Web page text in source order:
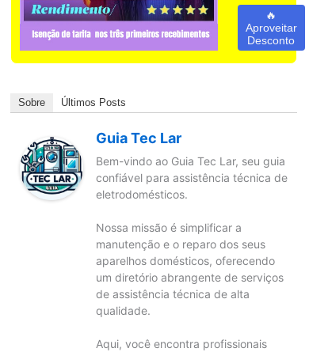
🔥
Aproveitar
Desconto
Sobre Últimos Posts
Guia Tec Lar
Bem-vindo ao Guia Tec Lar, seu guia
confiável para assistência técnica de
eletrodomésticos.
Nossa missão é simplificar a
manutenção e o reparo dos seus
aparelhos domésticos, oferecendo
um diretório abrangente de serviços
de assistência técnica de alta
qualidade.
Aqui, você encontra profissionais